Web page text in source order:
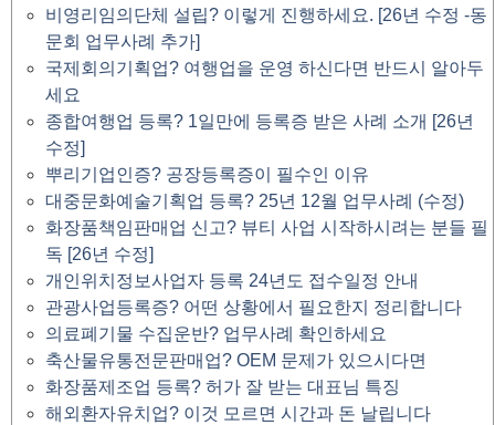
비영리임의단체 설립? 이렇게 진행하세요. [26년 수정 -동
문회 업무사례 추가]
국제회의기획업? 여행업을 운영 하신다면 반드시 알아두
세요
종합여행업 등록? 1일만에 등록증 받은 사례 소개 [26년
수정]
뿌리기업인증? 공장등록증이 필수인 이유
대중문화예술기획업 등록? 25년 12월 업무사례 (수정)
화장품책임판매업 신고? 뷰티 사업 시작하시려는 분들 필
독 [26년 수정]
개인위치정보사업자 등록 24년도 접수일정 안내
관광사업등록증? 어떤 상황에서 필요한지 정리합니다
의료폐기물 수집운반? 업무사례 확인하세요
축산물유통전문판매업? OEM 문제가 있으시다면
화장품제조업 등록? 허가 잘 받는 대표님 특징
해외환자유치업? 이것 모르면 시간과 돈 날립니다